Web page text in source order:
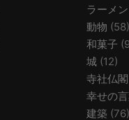
ラーメン
動物 (58)
和菓子
城 (12)
寺社仏閣
幸せの
建築 (76)